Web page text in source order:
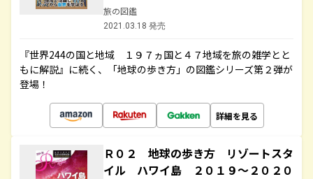
旅の図鑑
2021.03.18 発売
『世界244の国と地域 １９７ヵ国と４７地域を旅の雑学とと
もに解説』に続く、「地球の歩き方」の図鑑シリーズ第２弾が
登場！
詳細を見る
Ｒ０２ 地球の歩き方 リゾートスタ
イル ハワイ島 ２０１９～２０２０